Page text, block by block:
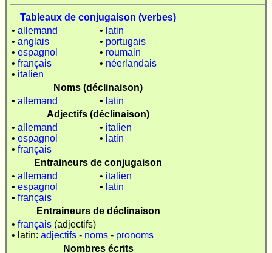
Tableaux de conjugaison (verbes)
• allemand
• anglais
• espagnol
• français
• italien
• latin
• portugais
• roumain
• néerlandais
Noms (déclinaison)
• allemand • latin
Adjectifs (déclinaison)
• allemand
• espagnol
• français
• italien
• latin
Entraineurs de conjugaison
• allemand
• espagnol
• français
• italien
• latin
Entraineurs de déclinaison
• français(adjectifs)
• latin: adjectifs- noms- pronoms
Nombres écrits